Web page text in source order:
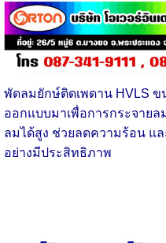
พัดลมยักษ์ติดเพดาน HVLS ข
ออกแบบมาเพื่อการกระจาย
ลมได้สูง ช่วยลดความร้อน แ
อย่างมีประสิทธิภาพ